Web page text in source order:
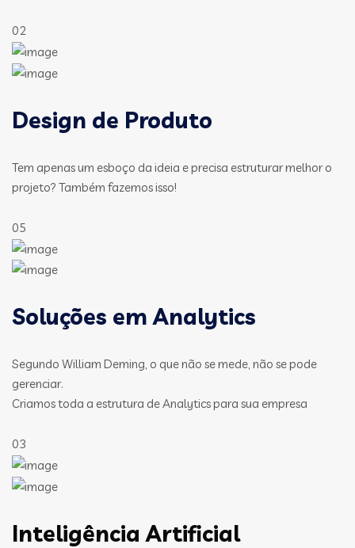
02
Design de Produto
Tem apenas um esboço da ideia e precisa estruturar melhor o
projeto? Também fazemos isso!
05
Soluções em Analytics
Segundo William Deming, o que não se mede, não se pode
gerenciar.
Criamos toda a estrutura de Analytics para sua empresa
03
Inteligência Artificial